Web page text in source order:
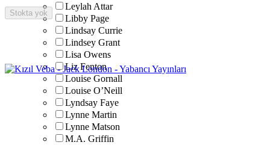
Leylah Attar
Libby Page
Lindsay Currie
Lindsey Grant
Lisa Owens
Liz Fenton
Louise Gornall
Louise O’Neill
Lyndsay Faye
Lynne Martin
Lynne Matson
M.A. Griffin
Stokta yok